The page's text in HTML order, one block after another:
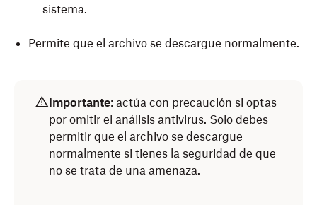
sistema.
Permite que el archivo se descargue normalmente.
Importante: actúa con precaución si optas
por omitir el análisis antivirus. Solo debes
permitir que el archivo se descargue
normalmente si tienes la seguridad de que
no se trata de una amenaza.